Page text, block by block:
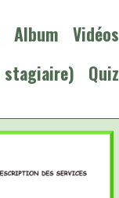
Album Vidéos
stagiaire)
Quiz